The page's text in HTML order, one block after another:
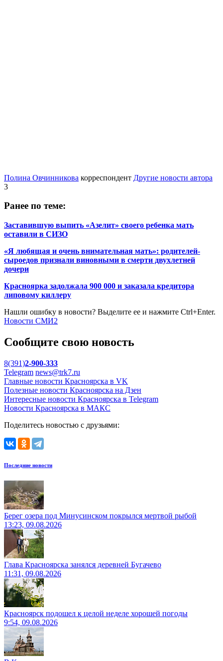
Полина Овчинникова корреспондент Другие новости автора
3
Ранее по теме:
Заставившую выпить «Азелит» своего ребенка мать
оставили в СИЗО
«Я любящая и очень внимательная мать»: родителей-
сыроедов признали виновными в смерти двухлетней
дочери
Красноярка задолжала 900 000 и заказала кредитора
липовому киллеру
Нашли ошибку в новости? Выделите ее и нажмите Ctrl+Enter.
Новости СМИ2
Сообщите свою новость
8(391)2-900-333
Telegram news@trk7.ru
Главные новости Красноярска в VK
Полезные новости Красноярска на Дзен
Интересные новости Красноярска в Telegram
Новости Красноярска в МАКС
Поделитесь новостью с друзьями:
Последние новости
Берег озера под Минусинском покрылся мертвой рыбой
13:23, 09.08.2026
Глава Красноярска занялся деревней Бугачево
11:31, 09.08.2026
Красноярск подошел к целой неделе хорошей погоды
9:54, 09.08.2026